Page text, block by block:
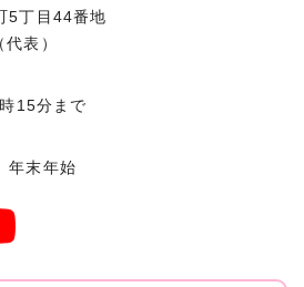
5丁目44番地
表）
15分まで
年末年始